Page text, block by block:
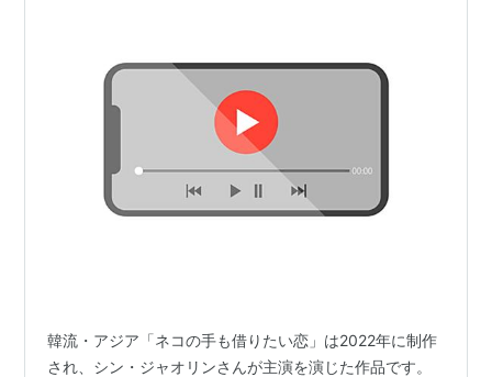
韓流・アジア「ネコの手も借りたい恋」は2022年に制作
され、シン・ジャオリンさんが主演を演じた作品です。